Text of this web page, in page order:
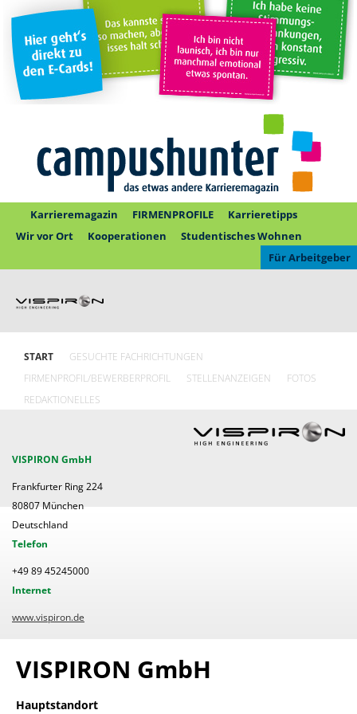
Karrieremagazin FIRMENPROFILE
Karrieretipps
Wir vor Ort
Kooperationen
Studentisches Wohnen
Für Arbeitgeber
START
GESUCHTE FACHRICHTUNGEN
FIRMENPROFIL/BEWERBERPROFIL
STELLENANZEIGEN
FOTOS
REDAKTIONELLES
VISPIRON GmbH
Frankfurter Ring 224
80807 München
Deutschland
Telefon
+49 89 45245000
Internet
www.vispiron.de
VISPIRON GmbH
Hauptstandort